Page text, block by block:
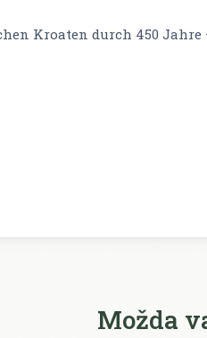
Kroaten durch 450 Jahre
Možda